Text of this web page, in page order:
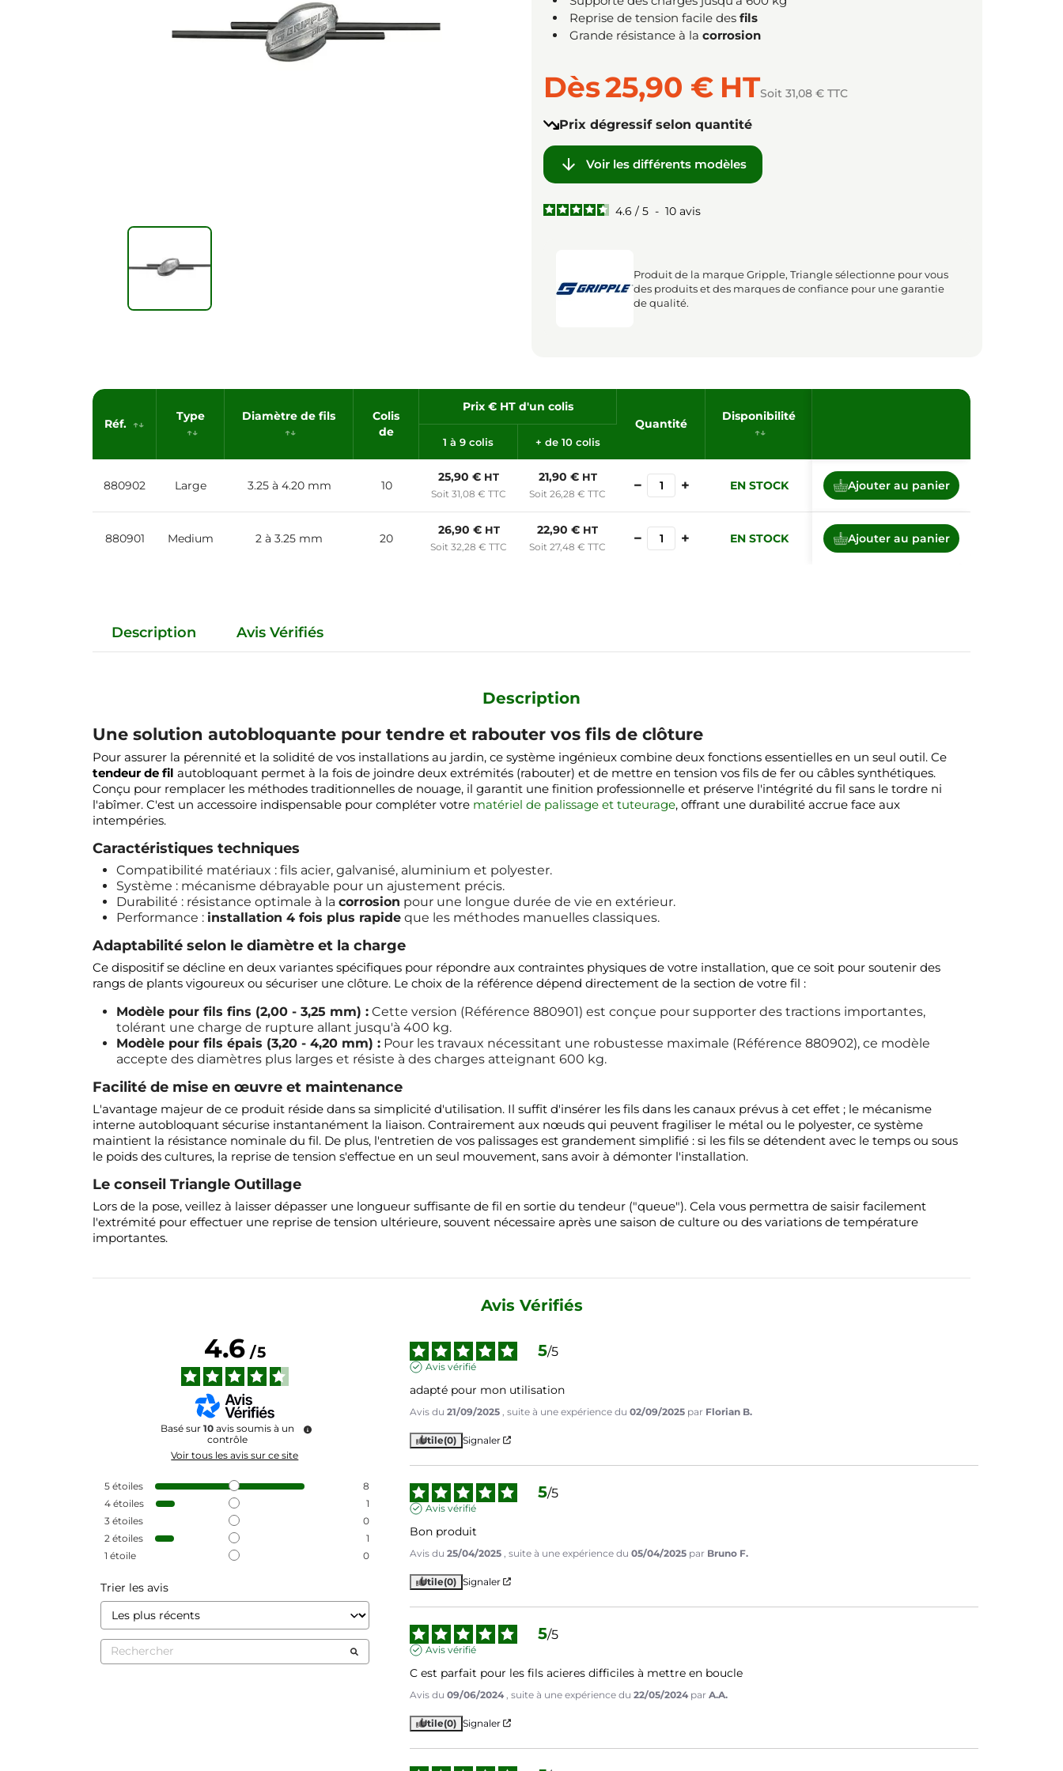
Reprise de tension facile des fils
Grande résistance à la corrosion
Dès25,90 € HTSoit 31,08 € TTC
Prix dégressif selon quantité
 Voir les différents modèles
4.6 / 5 - 10 avis
Produit de la marque Gripple, Triangle sélectionne pour vous
des produits et des marques de confiance pour une garantie
de qualité.
Réf.
Type Diamètre de fils
Colis
de
Prix € HT d'un colis
Quantité
Disponibilité
1 à 9 colis + de 10 colis
880902 Large 3.25 à 4.20 mm 10
25,90 € HT
Soit 31,08 € TTC
21,90 € HT
Soit 26,28 € TTC − + EN STOCK Ajouter au panier
880901 Medium 2 à 3.25 mm 20
26,90 € HT
Soit 32,28 € TTC
22,90 € HT
Soit 27,48 € TTC − + EN STOCK Ajouter au panier
Description Avis Vérifiés
Description
Une solution autobloquante pour tendre et rabouter vos fils de clôture
Pour assurer la pérennité et la solidité de vos installations au jardin, ce système ingénieux combine deux fonctions essentielles en un seul outil. Ce
tendeur de fil autobloquant permet à la fois de joindre deux extrémités (rabouter) et de mettre en tension vos fils de fer ou câbles synthétiques.
Conçu pour remplacer les méthodes traditionnelles de nouage, il garantit une finition professionnelle et préserve l'intégrité du fil sans le tordre ni
l'abîmer. C'est un accessoire indispensable pour compléter votre matériel de palissage et tuteurage, offrant une durabilité accrue face aux
intempéries.
Caractéristiques techniques
Compatibilité matériaux : fils acier, galvanisé, aluminium et polyester.
Système : mécanisme débrayable pour un ajustement précis.
Durabilité : résistance optimale à la corrosion pour une longue durée de vie en extérieur.
Performance : installation 4 fois plus rapide que les méthodes manuelles classiques.
Adaptabilité selon le diamètre et la charge
Ce dispositif se décline en deux variantes spécifiques pour répondre aux contraintes physiques de votre installation, que ce soit pour soutenir des
rangs de plants vigoureux ou sécuriser une clôture. Le choix de la référence dépend directement de la section de votre fil :
Modèle pour fils fins (2,00 - 3,25 mm) : Cette version (Référence 880901) est conçue pour supporter des tractions importantes,
tolérant une charge de rupture allant jusqu'à 400 kg.
Modèle pour fils épais (3,20 - 4,20 mm) : Pour les travaux nécessitant une robustesse maximale (Référence 880902), ce modèle
accepte des diamètres plus larges et résiste à des charges atteignant 600 kg.
Facilité de mise en œuvre et maintenance
L'avantage majeur de ce produit réside dans sa simplicité d'utilisation. Il suffit d'insérer les fils dans les canaux prévus à cet effet ; le mécanisme
interne autobloquant sécurise instantanément la liaison. Contrairement aux nœuds qui peuvent fragiliser le métal ou le polyester, ce système
maintient la résistance nominale du fil. De plus, l'entretien de vos palissages est grandement simplifié : si les fils se détendent avec le temps ou sous
le poids des cultures, la reprise de tension s'effectue en un seul mouvement, sans avoir à démonter l'installation.
Le conseil Triangle Outillage
Lors de la pose, veillez à laisser dépasser une longueur suffisante de fil en sortie du tendeur ("queue"). Cela vous permettra de saisir facilement
l'extrémité pour effectuer une reprise de tension ultérieure, souvent nécessaire après une saison de culture ou des variations de température
importantes.
Avis Vérifiés
4.6/5
Basé sur10 avis soumis à un
contrôle
Voir tous les avis sur ce site
5 étoiles
8
4 étoiles
1
3 étoiles
0
2 étoiles
1
1 étoile 0
Trier les avis
5/5
Avis vérifié
adapté pour mon utilisation
Avis du 21/09/2025 , suite à une expérience du 02/09/2025 par Florian B.
Utile(0) Signaler
5/5
Avis vérifié
Bon produit
Avis du 25/04/2025 , suite à une expérience du 05/04/2025 par Bruno F.
Utile(0) Signaler
5/5
Avis vérifié
C est parfait pour les fils acieres difficiles à mettre en boucle
Avis du 09/06/2024 , suite à une expérience du 22/05/2024 par A.A.
Utile(0) Signaler